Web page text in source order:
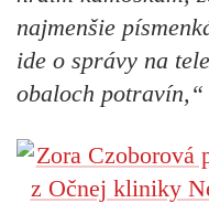
najmenšie
ide o správy na
obaloch potravín,“